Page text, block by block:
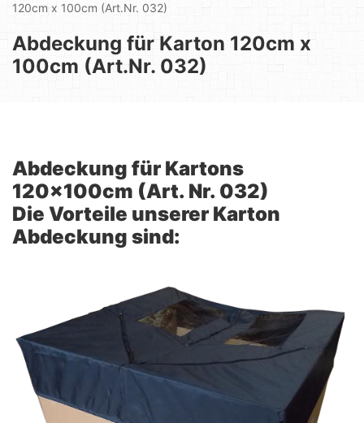
120cm x 100cm (Art.Nr. 032)
Abdeckung für Karton 120cm x
100cm (Art.Nr. 032)
Abdeckung für Kartons
120x100cm (Art. Nr. 032)
Die Vorteile unserer Karton
Abdeckung sind: